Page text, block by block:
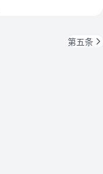
第五条